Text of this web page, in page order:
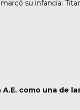
su infancia:
como una de